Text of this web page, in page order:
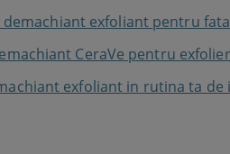
exfoliant pentru fata
CeraVe pentru
exfoliant in rutina ta de